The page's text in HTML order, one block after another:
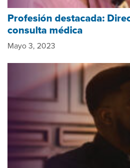
Profesión destacada:
consulta médica
Mayo 3, 2023